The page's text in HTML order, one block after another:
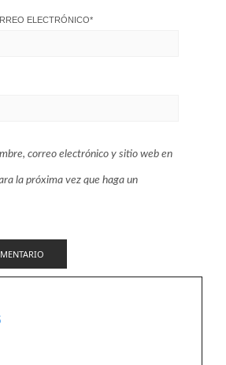
ELECTRÓNICO*
correo electrónico y sitio web en
la próxima vez que haga un